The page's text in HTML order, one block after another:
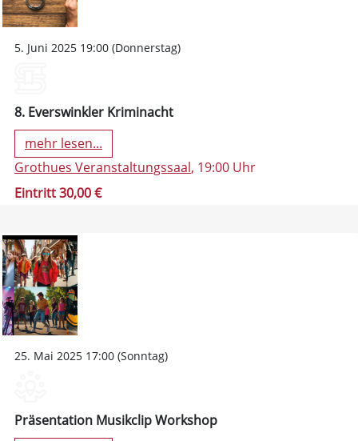
5. Juni 2025 19:00 (Donnerstag)
8. Everswinkler Kriminacht
mehr lesen...
Grothues Veranstaltungssaal, 19:00 Uhr
Eintritt 30,00 €
25. Mai 2025 17:00 (Sonntag)
Präsentation Musikclip Workshop